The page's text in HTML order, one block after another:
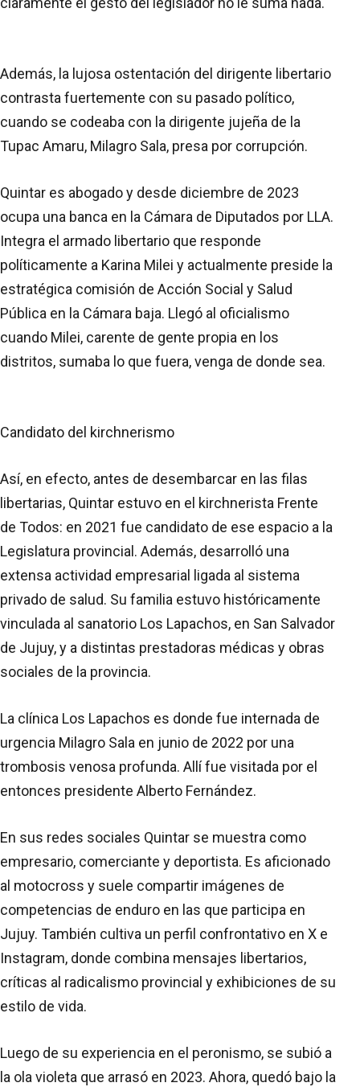
Además, la lujosa ostentación del dirigente libertario
contrasta fuertemente con su pasado político,
cuando se codeaba con la dirigente jujeña de la
Tupac Amaru, Milagro Sala, presa por corrupción.
Quintar es abogado y desde diciembre de 2023
ocupa una banca en la Cámara de Diputados por LLA.
Integra el armado libertario que responde
políticamente a Karina Milei y actualmente preside la
estratégica comisión de Acción Social y Salud
Pública en la Cámara baja. Llegó al oficialismo
cuando Milei, carente de gente propia en los
distritos, sumaba lo que fuera, venga de donde sea.
Candidato del kirchnerismo
Así, en efecto, antes de desembarcar en las filas
libertarias, Quintar estuvo en el kirchnerista Frente
de Todos: en 2021 fue candidato de ese espacio a la
Legislatura provincial. Además, desarrolló una
extensa actividad empresarial ligada al sistema
privado de salud. Su familia estuvo históricamente
vinculada al sanatorio Los Lapachos, en San Salvador
de Jujuy, y a distintas prestadoras médicas y obras
sociales de la provincia.
La clínica Los Lapachos es donde fue internada de
urgencia Milagro Sala en junio de 2022 por una
trombosis venosa profunda. Allí fue visitada por el
entonces presidente Alberto Fernández.
En sus redes sociales Quintar se muestra como
empresario, comerciante y deportista. Es aficionado
al motocross y suele compartir imágenes de
competencias de enduro en las que participa en
Jujuy. También cultiva un perfil confrontativo en X e
Instagram, donde combina mensajes libertarios,
críticas al radicalismo provincial y exhibiciones de su
estilo de vida.
Luego de su experiencia en el peronismo, se subió a
la ola violeta que arrasó en 2023. Ahora, quedó bajo la